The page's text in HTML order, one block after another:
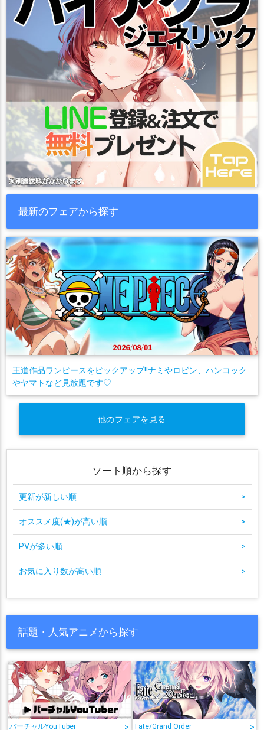
最新のフェアから探す
王道作品ワンピースをピックアップ!!ナミやロビン、ハンコック
やヤマトなど見放題です♡
他のフェアを見る
ソート順から探す
更新が新しい順 >
オススメ度(★)が高い順 >
PVが多い順 >
お気に入り数が高い順 >
話題・人気アニメから探す
バーチャルYouTuber > Fate/Grand Order >